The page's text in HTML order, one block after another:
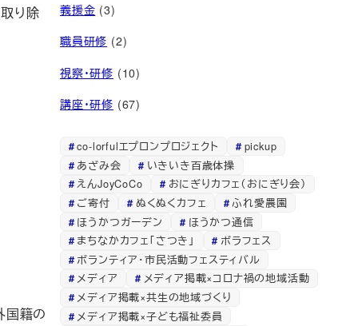
り除
国籍の
義援金 (3)
職員研修 (2)
視察・研修 (10)
講座・研修 (67)
co-lorfulエプロンプロジェクト
pickup
あざみ会
いきいき百歳体操
えんJoyCoCo
おにぎりカフェ（おにぎり会）
ご寄付
ぬくぬくカフェ
ふれ愛農園
ほうかつガーデン
ほうかつ通信
まちなかカフェ「さつき」
ボラフェス
ボランティア・市民活動フェスティバル
メディア
メディア掲載×コロナ禍の地域活動
メディア掲載×共生の地域づくり
メディア掲載×子ども福祉委員